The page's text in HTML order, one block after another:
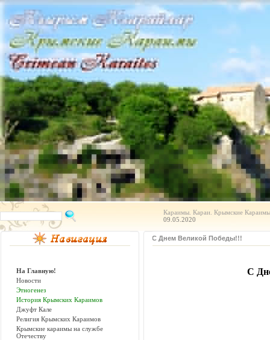
Караимы. Караи. Крымские
09.05.2020
На Главную!
Новости
Этногенез
История Крымских Караимов
Джуфт Кале
Религия Крымских Караимов
Крымские караимы на службе
Отечеству
С Днем Великой Победы!!!
С